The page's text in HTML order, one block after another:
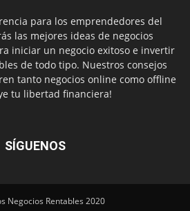
para los emprendedores del
las mejores ideas de negocios
iniciar un negocio exitoso e invertir
de todo tipo. Nuestros consejos
tanto negocios online como offline
tu libertad financiera!
SÍGUENOS
Negocios Rentables 2020